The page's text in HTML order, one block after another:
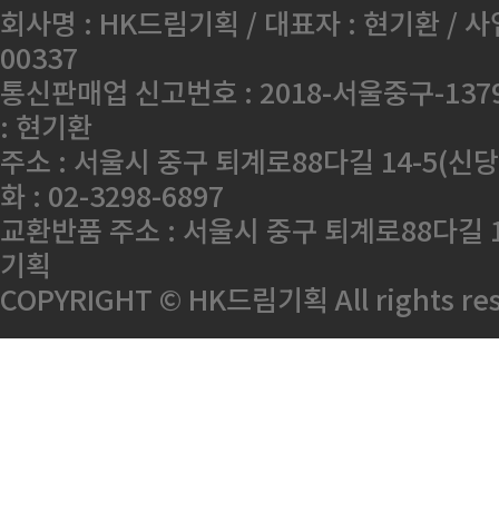
회사명 : HK드림기획 / 대표자 : 현기환 /
00337
통신판매업 신고번호 : 2018-서울중구-
: 현기환
주소 : 서울시 중구 퇴계로88다길 14-5(신
화 : 02-3298-6897
교환반품 주소 : 서울시 중구 퇴계로88다
기획
COPYRIGHT © HK드림기획 All rights